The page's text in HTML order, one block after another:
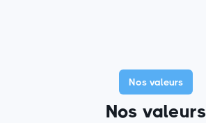
Nos valeurs
Nos valeurs